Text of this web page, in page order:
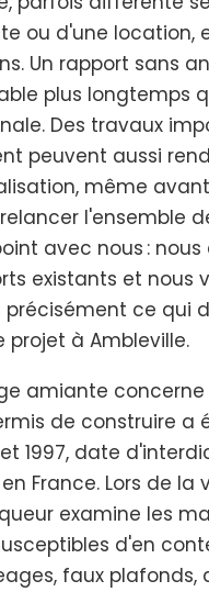
ou d'une location,
Un rapport sans
plus longtemps
Des travaux
peuvent aussi
même
l'ensemble
avec nous : nous
existants et nous
précisément ce qui
projet à Ambleville.
amiante
de construire a
1997, date
France. Lors de la
examine les
d'en
faux plafonds,